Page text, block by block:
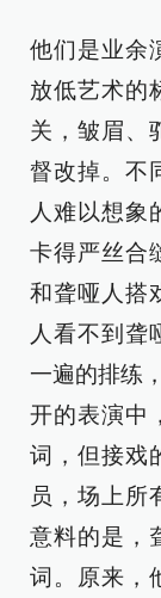
他们是业余
放低艺术的
关，皱眉、
督改掉。不
人难以想象
卡得严丝合
和聋哑人搭
人看不到聋
一遍的排练
开的表演中
词，但接戏
员，场上所
意料的是，
词。原来，